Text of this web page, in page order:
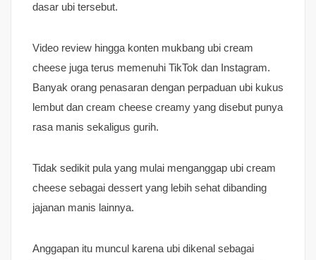
dasar ubi tersebut.
Video review hingga konten mukbang ubi cream
cheese juga terus memenuhi TikTok dan Instagram.
Banyak orang penasaran dengan perpaduan ubi kukus
lembut dan cream cheese creamy yang disebut punya
rasa manis sekaligus gurih.
Tidak sedikit pula yang mulai menganggap ubi cream
cheese sebagai dessert yang lebih sehat dibanding
jajanan manis lainnya.
Anggapan itu muncul karena ubi dikenal sebagai